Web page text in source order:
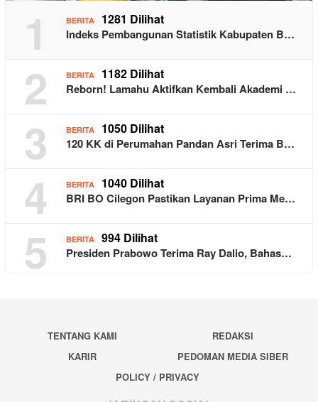
1 BERITA 1281 Dilihat
Indeks Pembangunan Statistik Kabupaten B…
2 BERITA 1182 Dilihat
Reborn! Lamahu Aktifkan Kembali Akademi …
3 BERITA 1050 Dilihat
120 KK di Perumahan Pandan Asri Terima B…
4 BERITA 1040 Dilihat
BRI BO Cilegon Pastikan Layanan Prima Me…
5 BERITA 994 Dilihat
Presiden Prabowo Terima Ray Dalio, Bahas…
TENTANG KAMI
REDAKSI
KARIR
PEDOMAN MEDIA SIBER
POLICY / PRIVACY